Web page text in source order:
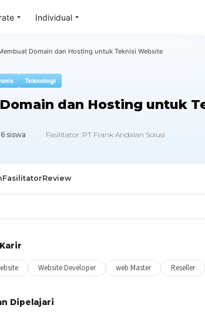
Individual
Domain dan Hosting untuk Teknisi Website
Teknologi
dan Hosting untuk
6 siswa Fasilitator: PT Frank Andalan Solusi
FasilitatorReview
Website Developer web Master Reseller
Dipelajari